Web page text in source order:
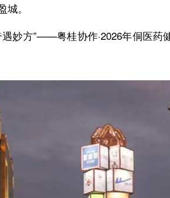
。
遇妙方”——粤桂协作·2026年侗医